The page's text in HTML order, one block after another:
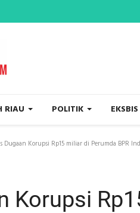
RIAU POLITIK EKSBIS
Dugaan Korupsi Rp15 miliar di Perumda BPR
Korupsi